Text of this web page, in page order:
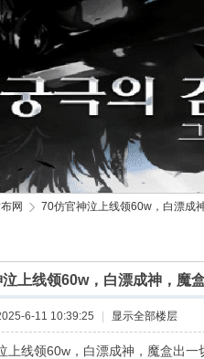
网
›
70仿官神泣上线领60w，白漂成
上线领60w，白漂成神，魔
6-11 10:39:25 显示全部楼层
上线领60w，白漂成神，魔盒出一